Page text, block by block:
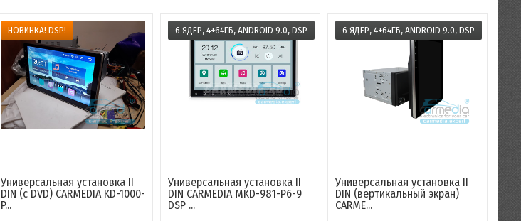
НОВИНКА! DSP!
Универсальная установка II
DIN (c DVD) CARMEDIA KD-1000-
P...
6 ЯДЕР, 4+64ГБ, ANDROID 9.0, DSP
Универсальная установка II
DIN CARMEDIA MKD-981-P6-9
DSP ...
6 ЯДЕР, 4+64ГБ, ANDROID 9.0, DSP
Универсальная установка II
DIN (вертикальный экран)
CARME...